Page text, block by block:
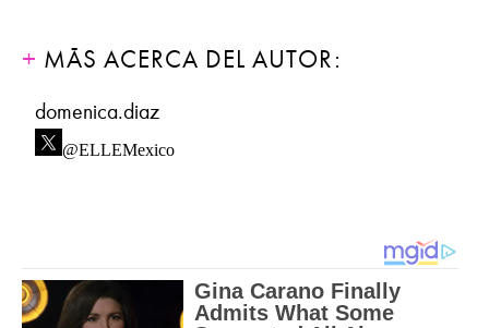
MÁS ACERCA DEL AUTOR:
domenica.diaz
@ELLEMexico